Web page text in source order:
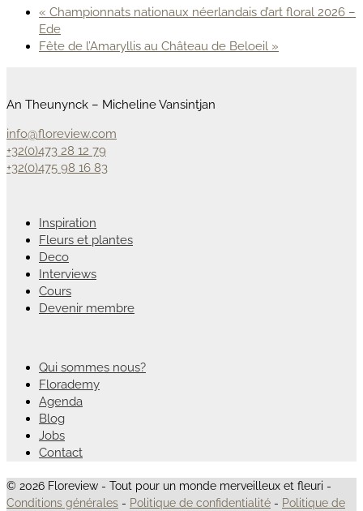
« Championnats nationaux néerlandais d’art floral 2026 –
Ede
Fête de l’Amaryllis au Château de Beloeil »
An Theunynck – Micheline Vansintjan
info@floreview.com
+32(0)473 28 12 79
+32(0)475 98 16 83
Inspiration
Fleurs et plantes
Deco
Interviews
Cours
Devenir membre
Qui sommes nous?
Florademy
Agenda
Blog
Jobs
Contact
© 2026 Floreview - Tout pour un monde merveilleux et fleuri -
Conditions générales - Politique de confidentialité - Politique de